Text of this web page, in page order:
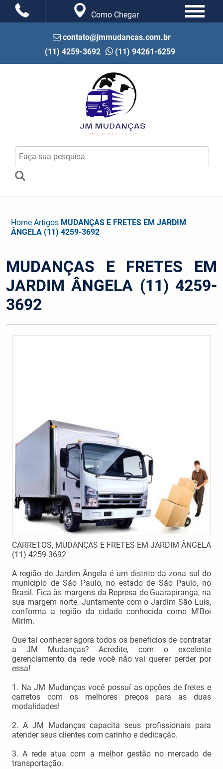
Como Chegar
contato@jmmudancas.com.br
(11) 4259-3692
(11) 94261-6259
Home Artigos MUDANÇAS E FRETES EM JARDIM
ÂNGELA (11) 4259-3692
MUDANÇAS E FRETES EM
JARDIM ÂNGELA (11) 4259-
3692
CARRETOS, MUDANÇAS E FRETES EM JARDIM ÂNGELA
(11) 4259-3692
A região de Jardim Ângela é um distrito da zona sul do
município de São Paulo, no estado de São Paulo, no
Brasil. Fica às margens da Represa de Guarapiranga, na
sua margem norte. Juntamente com o Jardim São Luís,
conforma a região da cidade conhecida como M'Boi
Mirim.
Que tal conhecer agora todos os benefícios de contratar
a JM Mudanças? Acredite, com o excelente
gerenciamento da rede você não vai querer perder por
essa!
1. Na JM Mudanças você possuí as opções de fretes e
carretos com os melhores preços para as duas
modalidades!
2. A JM Mudanças capacita seus profissionais para
atender seus clientes com carinho e dedicação.
3. A rede atua com a melhor gestão no mercado de
transportação.